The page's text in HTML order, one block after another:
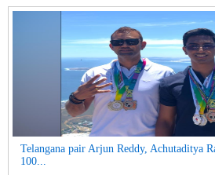
Telangana pair Arjun Reddy, Achutaditya
100...